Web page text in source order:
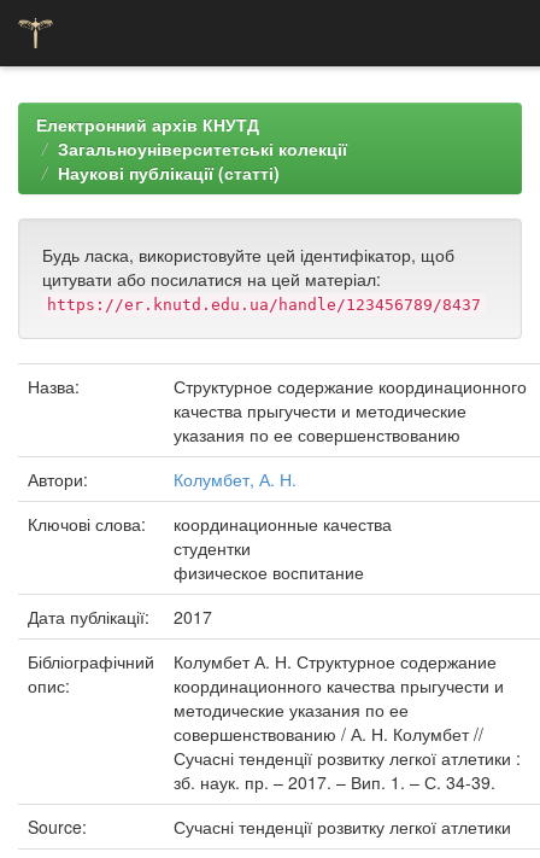
navigationЕлектронний архів КНУТД
Загальноуніверситетські колекції
Наукові публікації (статті)
Будь ласка, використовуйте цей ідентифікатор, щоб
цитувати або посилатися на цей матеріал:
https://er.knutd.edu.ua/handle/123456789/8437
Назва:
Структурное содержание координационного
качества прыгучести и методические
указания по ее совершенствованию
Автори:
Колумбет, А. Н.
Ключові слова:
координационные качества
студентки
физическое воспитание
Дата публікації:
2017
Бібліографічний
опис:
Колумбет А. Н. Структурное содержание
координационного качества прыгучести и
методические указания по ее
совершенствованию / А. Н. Колумбет //
Сучасні тенденції розвитку легкої атлетики :
зб. наук. пр. – 2017. – Вип. 1. – С. 34-39.
Source:
Сучасні тенденції розвитку легкої атлетики